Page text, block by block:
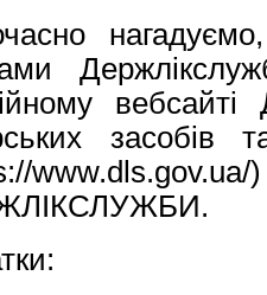
засобів